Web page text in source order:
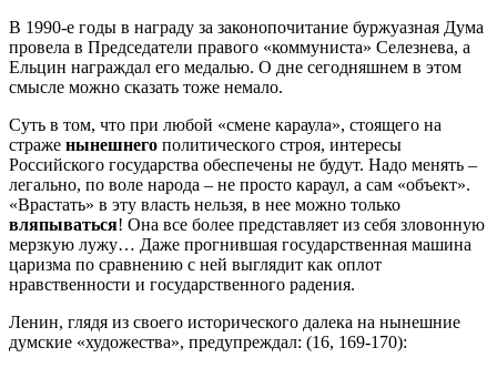
В 1990-е годы в награду за законопочитание буржуазная Дума
провела в Председатели правого «коммуниста» Селезнева, а
Ельцин награждал его медалью. О дне сегодняшнем в этом
смысле можно сказать тоже немало.
Суть в том, что при любой «смене караула», стоящего на
страже нынешнего политического строя, интересы
Российского государства обеспечены не будут. Надо менять –
легально, по воле народа – не просто караул, а сам «объект».
«Врастать» в эту власть нельзя, в нее можно только
вляпываться! Она все более представляет из себя зловонную
мерзкую лужу… Даже прогнившая государственная машина
царизма по сравнению с ней выглядит как оплот
нравственности и государственного радения.
Ленин, глядя из своего исторического далека на нынешние
думские «художества», предупреждал: (16, 169-170):